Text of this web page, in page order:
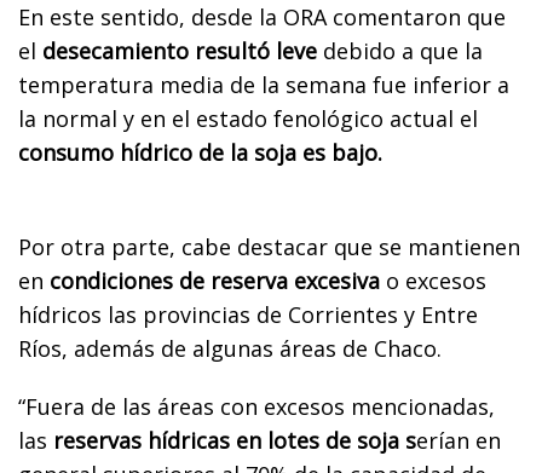
En este sentido, desde la ORA comentaron que
el desecamiento resultó leve debido a que la
temperatura media de la semana fue inferior a
la normal y en el estado fenológico actual el
consumo hídrico de la soja es bajo.
Por otra parte, cabe destacar que se mantienen
en condiciones de reserva excesiva o excesos
hídricos las provincias de Corrientes y Entre
Ríos, además de algunas áreas de Chaco.
“Fuera de las áreas con excesos mencionadas,
las reservas hídricas en lotes de soja serían en